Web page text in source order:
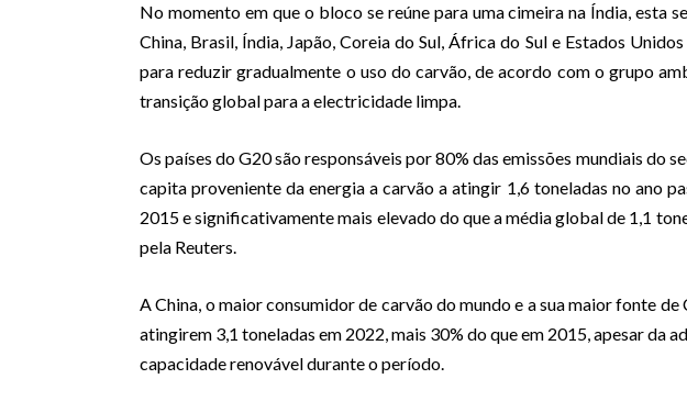
No momento em que o bloco se reúne para uma cimeira na Índia, esta
China, Brasil, Índia, Japão, Coreia do Sul, África do Sul e Estados
para reduzir gradualmente o uso do carvão, de acordo com o grupo
transição global para a electricidade limpa.
Os países do G20 são responsáveis por 80% das emissões mundiais do
capita proveniente da energia a carvão a atingir 1,6 toneladas no ano
2015 e significativamente mais elevado do que a média global de 1,1
pela Reuters.
A China, o maior consumidor de carvão do mundo e a sua maior fonte de
atingirem 3,1 toneladas em 2022, mais 30% do que em 2015, apesar da
capacidade renovável durante o período.